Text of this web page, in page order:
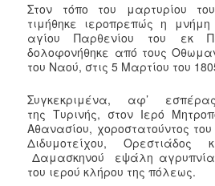
Στον τόπο του μαρτυρίου
τιμήθηκε ιεροπρεπώς η μνήμη
αγίου Παρθενίου του εκ
δολοφονήθηκε από τους
του Ναού, στις 5 Μαρτίου του
Συγκεκριμένα, αφ’
της Τυρινής, στον Ιερό
Αθανασίου, χοροστατούντος
Διδυμοτείχου,
Δαμασκηνού εψάλη
του ιερού κλήρου της πόλεως.